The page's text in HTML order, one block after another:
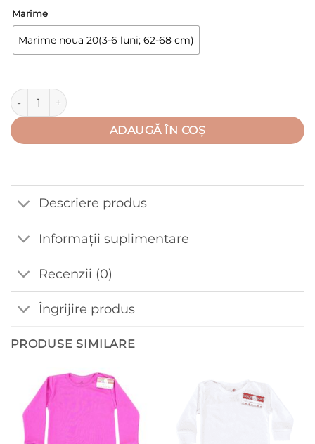
Marime
Marime noua 20(3-6 luni; 62-68 cm)
Cantitate Body cu maneca lunga si capse pe umar (Bumbac
ADAUGĂ ÎN COȘ
Descriere produs
Informații suplimentare
Recenzii (0)
Îngrijire produs
PRODUSE SIMILARE